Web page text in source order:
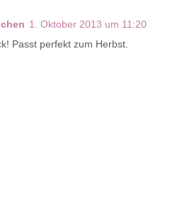
1. Oktober 2013 um 11:20
Passt perfekt zum Herbst.